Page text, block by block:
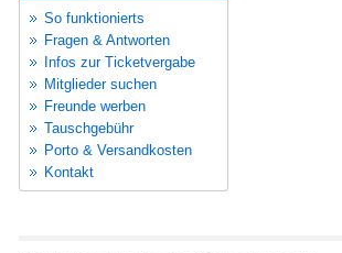
So funktionierts
Fragen & Antworten
Infos zur Ticketvergabe
Mitglieder suchen
Freunde werben
Tauschgebühr
Porto & Versandkosten
Kontakt